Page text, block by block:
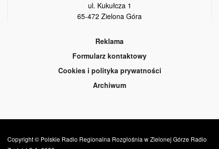
ul. Kukułcza 1
65-472 Zielona Góra
Reklama
Formularz kontaktowy
Cookies i polityka prywatności
Archiwum
Copyright © Polskie Radio Regionalna Rozgłośnia w Zielonej Górze Radio